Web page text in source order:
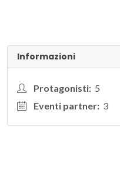
Informazioni
Protagonisti: 5
Eventi partner: 3